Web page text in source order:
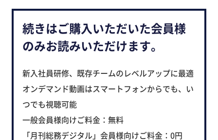
続きはご購入いただいた会員様
のみお読みいただけます。
新入社員研修、既存チームのレベルアップに最適
オンデマンド動画はスマートフォンからでも、い
つでも視聴可能
一般会員様向けご料金：無料
「月刊総務デジタル」会員様向けご料金：0円